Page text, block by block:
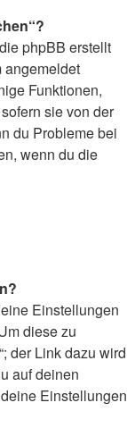
phpBB erstellt
angemeldet
Funktionen,
sie von der
du Probleme bei
wenn du die
Einstellungen
diese zu
der Link dazu wird
auf deinen
Einstellungen